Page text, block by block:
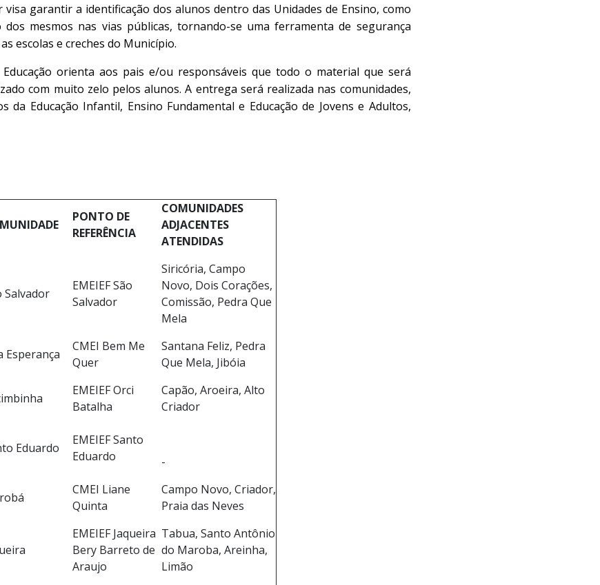
garantir a identificação dos alunos dentro das Unidades de Ensino, como
dos mesmos nas vias públicas, tornando-se uma ferramenta de segurança
escolas e creches do Município.
orienta aos pais e/ou responsáveis que todo o material que será
com muito zelo pelos alunos. A entrega será realizada nas comunidades,
da Educação Infantil, Ensino Fundamental e Educação de Jovens e Adultos,
PONTO DE
REFERÊNCIA
COMUNIDADES
ADJACENTES
ATENDIDAS
Salvador
EMEIEF São
Salvador
Siricória, Campo
Novo, Dois Corações,
Comissão, Pedra Que
Mela
Esperança
CMEI Bem Me
Quer
Santana Feliz, Pedra
Que Mela, Jibóia
EMEIEF Orci
Batalha
Capão, Aroeira, Alto
Criador
Eduardo
EMEIEF Santo
Eduardo
-
CMEI Liane
Quinta
Campo Novo, Criador,
Praia das Neves
EMEIEF Jaqueira
Bery Barreto de
Araujo
Tabua, Santo Antônio
do Maroba, Areinha,
Limão